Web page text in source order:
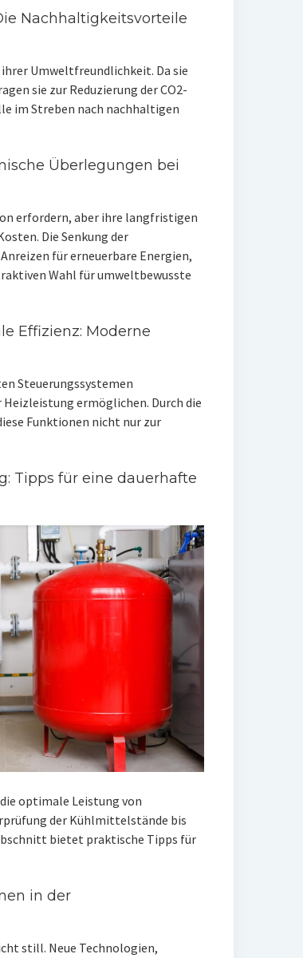
Nachhaltigkeitsvorteile
Umweltfreundlichkeit. Da sie
sie zur Reduzierung der CO2-
im Streben nach nachhaltigen
Überlegungen bei
erfordern, aber ihre langfristigen
Die Senkung der
für erneuerbare Energien,
Wahl für umweltbewusste
Effizienz: Moderne
Steuerungssystemen
ermöglichen. Durch die
Funktionen nicht nur zur
Tipps für eine dauerhafte
optimale Leistung von
der Kühlmittelstände bis
bietet praktische Tipps für
in der
still. Neue Technologien,